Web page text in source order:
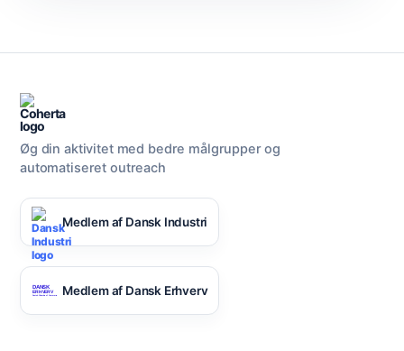
Øg din aktivitet med bedre målgrupper og
automatiseret outreach
Medlem af Dansk Industri
Medlem af Dansk Erhverv